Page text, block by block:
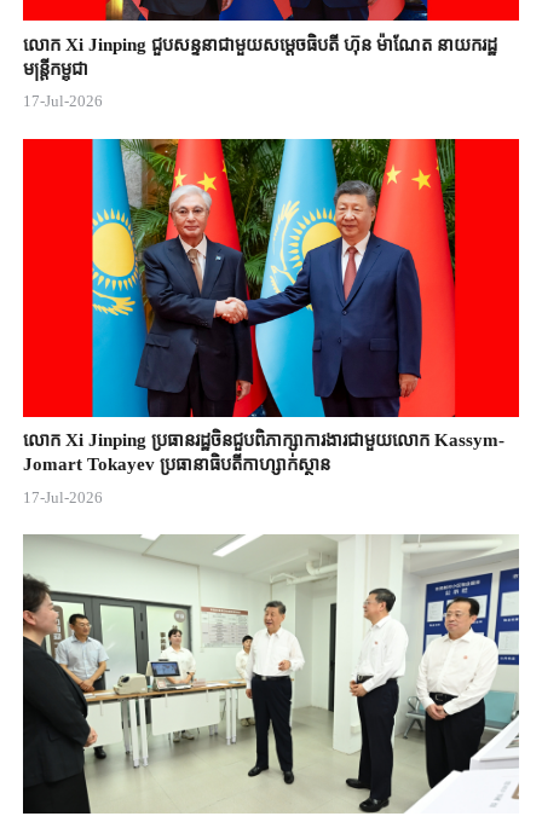
លោក Xi Jinping ជួបសន្ទនាជាមួយសម្តេចធិបតី ហ៊ុន ម៉ាណែត នាយករដ្ឋ
មន្ត្រីកម្ពុជា
17-Jul-2026
លោក Xi Jinping ប្រធានរដ្ឋចិន​ជួបពិភាក្សា​ការងារជាមួយ​លោក Kassym-
Jomart ​Tokayev ​ប្រធានាធិបតី​កាហ្សាក់ស្ថាន​
17-Jul-2026